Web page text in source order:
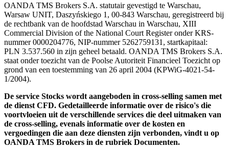
OANDA TMS Brokers S.A. statutair gevestigd te Warschau,
Warsaw UNIT, Daszyńskiego 1, 00-843 Warschau, geregistreerd bij
de rechtbank van de hoofdstad Warschau in Warschau, XIII
Commercial Division of the National Court Register onder KRS-
nummer 0000204776, NIP-nummer 5262759131, startkapitaal:
PLN 3.537.560 in zijn geheel betaald. OANDA TMS Brokers S.A.
staat onder toezicht van de Poolse Autoriteit Financieel Toezicht op
grond van een toestemming van 26 april 2004 (KPWiG-4021-54-
1/2004).
De service Stocks wordt aangeboden in cross-selling samen met
de dienst CFD. Gedetailleerde informatie over de risico's die
voortvloeien uit de verschillende services die deel uitmaken van
de cross-selling, evenals informatie over de kosten en
vergoedingen die aan deze diensten zijn verbonden, vindt u op
OANDA TMS Brokers in de rubriek Documenten.